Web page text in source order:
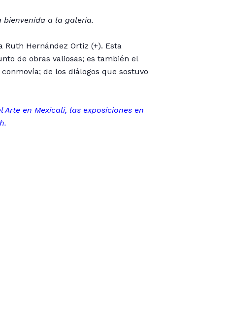
bienvenida a la galería.
Ruth Hernández Ortiz (+). Esta
de obras valiosas; es también el
de los diálogos que sostuvo
Arte en Mexicali, las exposiciones en